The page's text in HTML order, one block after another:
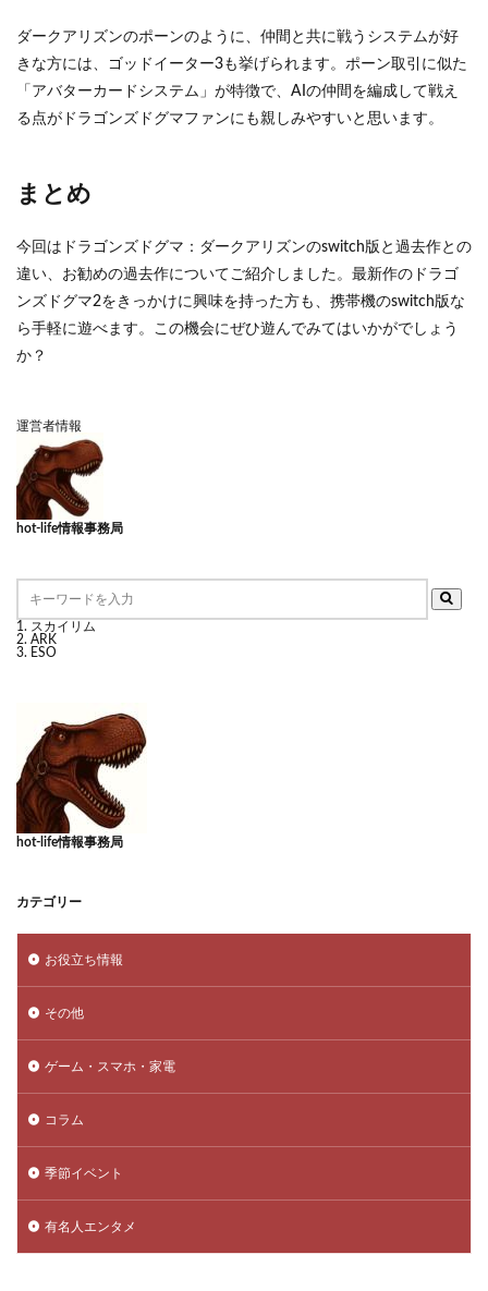
ダークアリズンのポーンのように、仲間と共に戦うシステムが好
きな方には、ゴッドイーター3も挙げられます。ポーン取引に似た
「アバターカードシステム」が特徴で、AIの仲間を編成して戦え
る点がドラゴンズドグマファンにも親しみやすいと思います。
まとめ
今回はドラゴンズドグマ：ダークアリズンのswitch版と過去作との
違い、お勧めの過去作についてご紹介しました。最新作のドラゴ
ンズドグマ2をきっかけに興味を持った方も、携帯機のswitch版な
ら手軽に遊べます。この機会にぜひ遊んでみてはいかがでしょう
か？
運営者情報
hot-life情報事務局
スカイリム
ARK
ESO
hot-life情報事務局
カテゴリー
お役立ち情報
その他
ゲーム・スマホ・家電
コラム
季節イベント
有名人エンタメ